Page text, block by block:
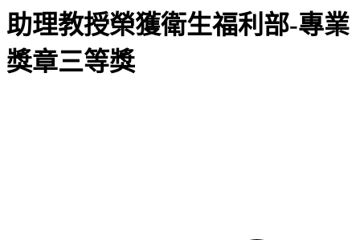
助理教授榮獲衛生福利部-專業
獎章三等獎